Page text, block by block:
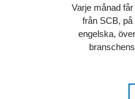
Varje månad
från SCB,
engelska,